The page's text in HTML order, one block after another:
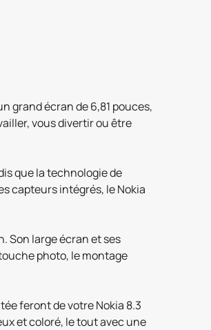
grand écran de 6,81 pouces,
vous divertir ou être
que la technologie de
capteurs intégrés, le Nokia
Son large écran et ses
photo, le montage
feront de votre Nokia 8.3
et coloré, le tout avec une